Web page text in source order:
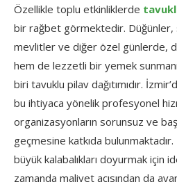
Özellikle toplu etkinliklerde
bir rağbet görmektedir.
mevlitler ve diğer özel günlerde,
hem de lezzetli bir yemek
biri tavuklu pilav dağıtımıdır.
bu ihtiyaca yönelik profesyonel
organizasyonların sorunsuz ve
geçmesine katkıda bulunmaktadır.
büyük kalabalıkları doyurmak için
zamanda maliyet açısından da